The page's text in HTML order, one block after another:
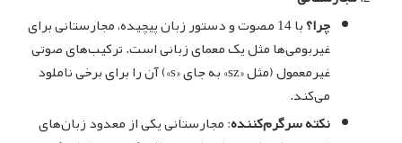
چرا؟
با 14 مصوت و دستور زبان پیچیده، مجارستانی برای
غیربومی‌ها مثل یک معمای زبانی است. ترکیب‌های صوتی
غیرمعمول (مثل «sz» به جای «s») آن را برای برخی ناملود
می‌کند.
نکته سرگرم‌کننده: مجارستانی یکی از معدود زبان‌های